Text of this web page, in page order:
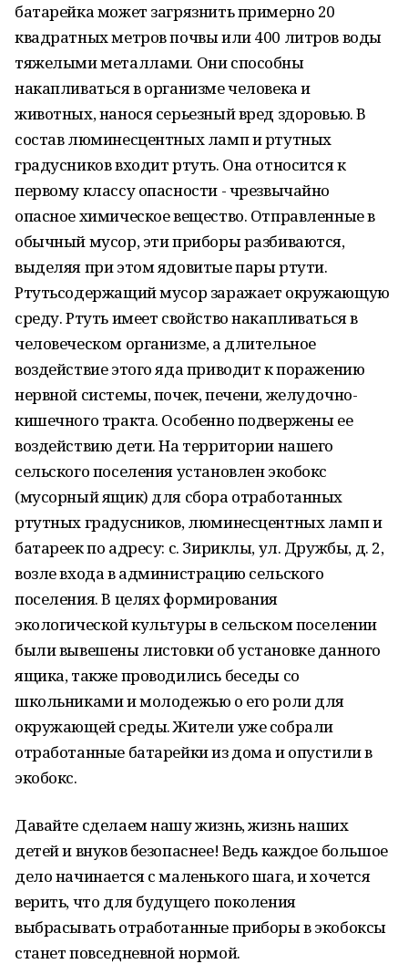
батарейка может загрязнить примерно 20
квадратных метров почвы или 400 литров воды
тяжелыми металлами. Они способны
накапливаться в организме человека и
животных, нанося серьезный вред здоровью. В
состав люминесцентных ламп и ртутных
градусников входит ртуть. Она относится к
первому классу опасности - чрезвычайно
опасное химическое вещество. Отправленные в
обычный мусор, эти приборы разбиваются,
выделяя при этом ядовитые пары ртути.
Ртутьсодержащий мусор заражает окружающую
среду. Ртуть имеет свойство накапливаться в
человеческом организме, а длительное
воздействие этого яда приводит к поражению
нервной системы, почек, печени, желудочно-
кишечного тракта. Особенно подвержены ее
воздействию дети. На территории нашего
сельского поселения установлен экобокс
(мусорный ящик) для сбора отработанных
ртутных градусников, люминесцентных ламп и
батареек по адресу: с. Зириклы, ул. Дружбы, д. 2,
возле входа в администрацию сельского
поселения. В целях формирования
экологической культуры в сельском поселении
были вывешены листовки об установке данного
ящика, также проводились беседы со
школьниками и молодежью о его роли для
окружающей среды. Жители уже собрали
отработанные батарейки из дома и опустили в
экобокс.
Давайте сделаем нашу жизнь, жизнь наших
детей и внуков безопаснее! Ведь каждое большое
дело начинается с маленького шага, и хочется
верить, что для будущего поколения
выбрасывать отработанные приборы в экобоксы
станет повседневной нормой.